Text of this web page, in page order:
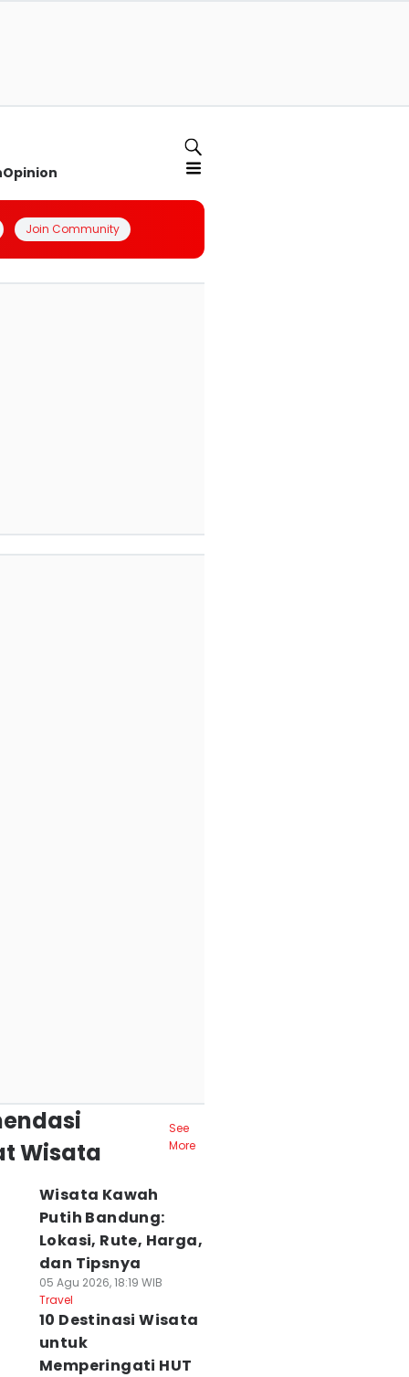
Opinion
Join Community
Wisata
See
More
Wisata Kawah
Putih Bandung:
Lokasi, Rute, Harga,
dan Tipsnya
05 Agu 2026, 18:19 WIB
Travel
10 Destinasi Wisata
untuk
Memperingati HUT